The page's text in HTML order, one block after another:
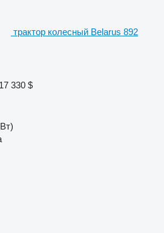
трактор колесный Belarus 892
330 $